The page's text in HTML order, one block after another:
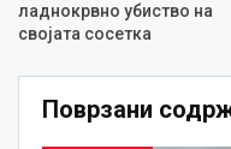
ладнокрвно убиство на
својата сосетка
Поврзани